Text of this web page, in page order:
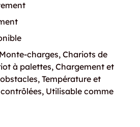
charges, Chariots de
à palettes, Chargement et
Température et
Utilisable comme